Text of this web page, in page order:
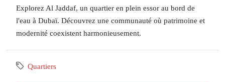
Explorez Al Jaddaf, un quartier en plein essor au bord de
l'eau à Dubaï. Découvrez une communauté où patrimoine et
modernité coexistent harmonieusement.
Quartiers